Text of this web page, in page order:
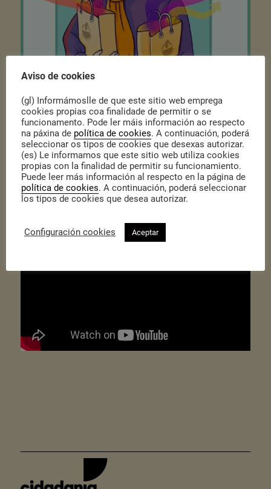
Publicado o 6 de Novembro de 2020|Actualidade
REAS Red de Redes e a Comisión do mercado Social lanzan unha
nova campaña para fomentar o consumo de todas as persoas do
circuíto da Economía Solidaria. Para isto, crearon estawebna que
podes rexistrar os teus consumos habituais, así como mirar ofertas
doutras entidades.
¿Qué pasaría se a Economía Solidaria consumira dentro da Economía
Aviso de cookies
(gl) Informámoslle de que este sitio web emprega
cookies propias coa finalidade de permitir o se
funcionamento. Pode ler máis información ao respecto
na páxina de política de cookies. A continuación, poderá
seleccionar os tipos de cookies que desexas autorizar.
(es) Le informamos que este sitio web utiliza cookies
propias con la finalidad de permitir su funcionamiento.
Puede leer más información al respecto en la página de
política de cookies. A continuación, poderá seleccionar
los tipos de cookies que desea autorizar.
Configuración cookies Aceptar